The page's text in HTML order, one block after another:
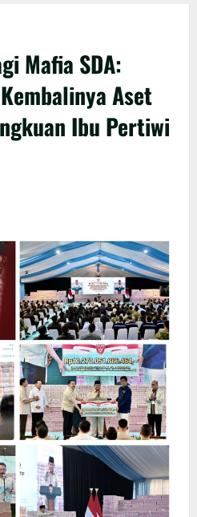
Mafia SDA:
Aset
Ibu Pertiwi